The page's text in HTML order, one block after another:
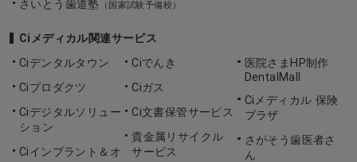
さいとう歯道塾 （国家試験予備校）
Ciメディカル関連サービス
Ciデンタルタウン
Ciプロダクツ
Ciデジタルソリュー
ション
Ciインプラント＆オ
Ciでんき
Ciガス
Ci文書保管サービス
貴金属リサイクル
サービス
医院さまHP制作
DentalMall
Ciメディカル 保険
プラザ
さがそう歯医者さ
ん